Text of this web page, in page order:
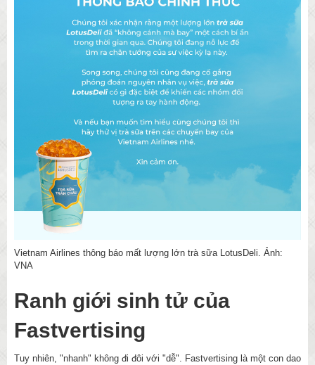
Vietnam Airlines thông báo mất lượng lớn trà sữa LotusDeli. Ảnh:
VNA
Ranh giới sinh tử của
Fastvertising
Tuy nhiên, "nhanh" không đi đôi với "dễ". Fastvertising là một con dao